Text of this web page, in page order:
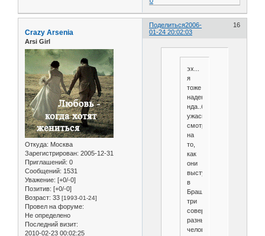
Поделиться 16
2006-
01-24 20:02:03
Crazy Arsenia
Arsi Girl
Откуда: Москва
Зарегистрирован: 2005-12-31
Приглашений: 0
Сообщений: 1531
Уважение: [+0/-0]
Позитив: [+0/-0]
Возраст: 33 [1993-01-24]
Провел на форуме:
Не определено
Последний визит:
2010-02-23 00:02:25
эх...
я
тоже
надеюсь...
нда..было
ужасно
смотреть
на
то,
как
они
выступали
в
Брашове...
три
совершенно
разных
человека,